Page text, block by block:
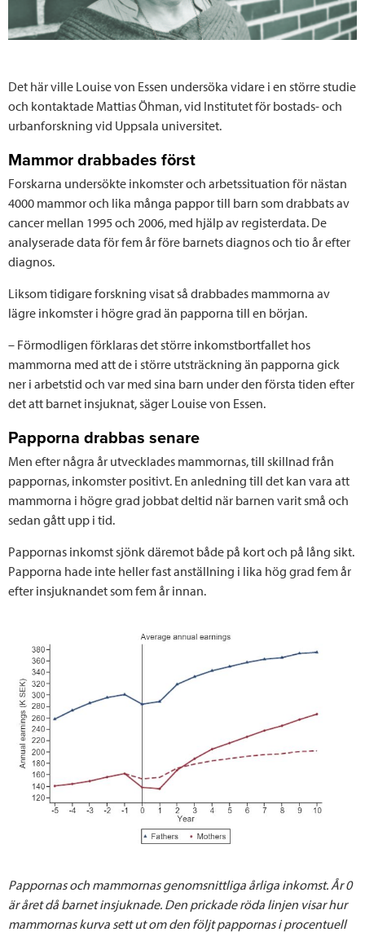
Det här ville Louise von Essen undersöka vidare i en större studie
och kontaktade Mattias Öhman, vid Institutet för bostads- och
urbanforskning vid Uppsala universitet.
Mammor drabbades först
Forskarna undersökte inkomster och arbetssituation för nästan
4000 mammor och lika många pappor till barn som drabbats av
cancer mellan 1995 och 2006, med hjälp av registerdata. De
analyserade data för fem år före barnets diagnos och tio år efter
diagnos.
Liksom tidigare forskning visat så drabbades mammorna av
lägre inkomster i högre grad än papporna till en början.
– Förmodligen förklaras det större inkomstbortfallet hos
mammorna med att de i större utsträckning än papporna gick
ner i arbetstid och var med sina barn under den första tiden efter
det att barnet insjuknat, säger Louise von Essen.
Papporna drabbas senare
Men efter några år utvecklades mammornas, till skillnad från
pappornas, inkomster positivt. En anledning till det kan vara att
mammorna i högre grad jobbat deltid när barnen varit små och
sedan gått upp i tid.
Pappornas inkomst sjönk däremot både på kort och på lång sikt.
Papporna hade inte heller fast anställning i lika hög grad fem år
efter insjuknandet som fem år innan.
Pappornas och mammornas genomsnittliga årliga inkomst. År 0
är året då barnet insjuknade. Den prickade röda linjen visar hur
mammornas kurva sett ut om den följt pappornas i procentuell